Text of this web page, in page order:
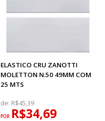
ELASTICO CRU ZANOTTI
MOLETTON N.50 49MM COM
25 MTS
de: R$45,39
POR R$34,69